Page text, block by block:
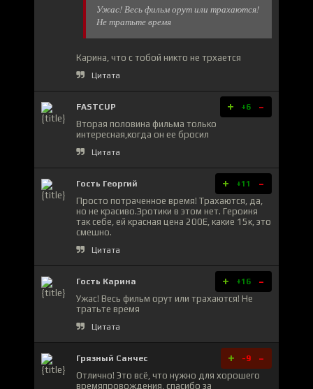
Ужас! Весь фильм орут или трахаются!
Не тратьте время
Карина, что с тобой никто не трхается
Цитата
FASTCUP + +6 -
Вторая половина фильма только
интересная,когда он ее бросил
Цитата
Гость Георгий + +11 -
Просто потраченное время! Трахаются, да,
но не красиво.Эротики в этом нет. Героиня
так себе, ей красная цена 200Е, какие 15к, это
смешно.
Цитата
Гость Карина + +16 -
Ужас! Весь фильм орут или трахаются! Не
тратьте время
Цитата
Грязный Санчес + -9 -
Отлично! Это всё, что нужно для хорошего
времяпровождения, спасибо за